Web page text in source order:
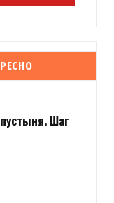
Шаг